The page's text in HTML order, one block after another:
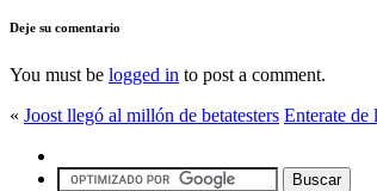
Deje su comentario
You must be logged in to post a comment.
« Joost llegó al millón de betatesters Enterate de